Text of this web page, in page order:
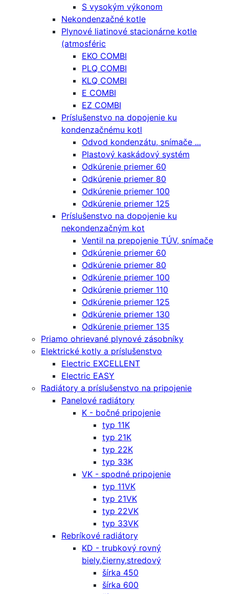
S vysokým výkonom
Nekondenzačné kotle
Plynové liatinové stacionárne kotle
(atmosféric
EKO COMBI
PLQ COMBI
KLQ COMBI
E COMBI
EZ COMBI
Príslušenstvo na dopojenie ku
kondenzačnému kotl
Odvod kondenzátu, snímače ...
Plastový kaskádový systém
Odkúrenie priemer 60
Odkúrenie priemer 80
Odkúrenie priemer 100
Odkúrenie priemer 125
Príslušenstvo na dopojenie ku
nekondenzačným kot
Ventil na prepojenie TÚV, snímače
Odkúrenie priemer 60
Odkúrenie priemer 80
Odkúrenie priemer 100
Odkúrenie priemer 110
Odkúrenie priemer 125
Odkúrenie priemer 130
Odkúrenie priemer 135
Priamo ohrievané plynové zásobníky
Elektrické kotly a príslušenstvo
Electric EXCELLENT
Electric EASY
Radiátory a príslušenstvo na pripojenie
Panelové radiátory
K - bočné pripojenie
typ 11K
typ 21K
typ 22K
typ 33K
VK - spodné pripojenie
typ 11VK
typ 21VK
typ 22VK
typ 33VK
Rebríkové radiátory
KD - trubkový rovný
biely,čierny,stredový
šírka 450
šírka 600